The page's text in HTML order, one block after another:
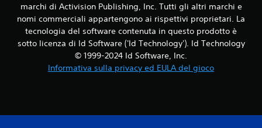
marchi di Activision Publishing, Inc. Tutti gli altri marchi e
nomi commerciali appartengono ai rispettivi proprietari. La
tecnologia del software contenuta in questo prodotto è
sotto licenza di Id Software ('Id Technology'). Id Technology
© 1999-2024 Id Software, Inc.
Informativa sulla privacy ed EULA del gioco